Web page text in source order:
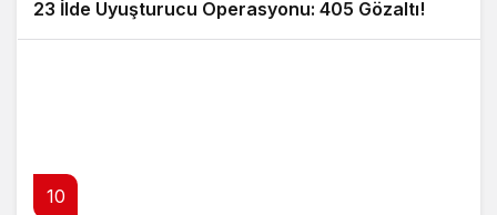
23 İlde Uyuşturucu Operasyonu: 405 Gözaltı!
10